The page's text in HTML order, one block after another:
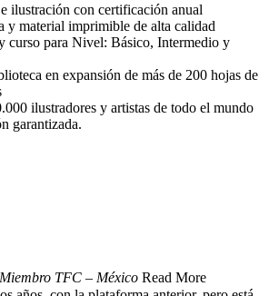
ilustración con certificación anual
y material imprimible de alta calidad
curso para Nivel: Básico, Intermedio y
en expansión de más de 200 hojas de
ilustradores y artistas de todo el mundo
garantizada.
Miembro TFC – México Read More